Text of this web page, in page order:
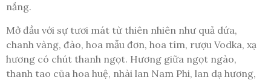
nắng.
Mở đầu với sự tươi mát từ thiên nhiên như quả dứa,
chanh vàng, đào, hoa mẫu đơn, hoa tím, rượu Vodka, xạ
hương có chút thanh ngọt. Hương giữa ngọt ngào,
thanh tao của hoa huệ, nhài lan Nam Phi, lan dạ hương,